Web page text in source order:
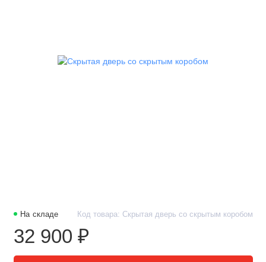
На складе Код товара: Скрытая дверь со скрытым коробом
32 900 ₽